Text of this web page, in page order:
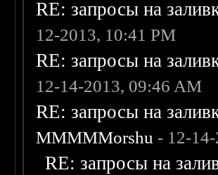
RE: запросы на
12-2013, 10:41 PM
RE: запросы на
12-14-2013, 09:46 AM
RE: запросы на
MMMMMorshu - 12-
RE: запросы на